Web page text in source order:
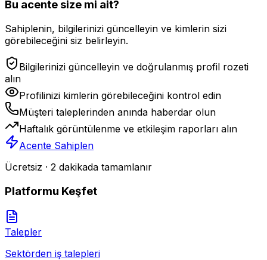
Bu acente size mi ait?
Sahiplenin, bilgilerinizi güncelleyin ve kimlerin sizi
görebileceğini siz belirleyin.
Bilgilerinizi güncelleyin ve doğrulanmış profil rozeti
alın
Profilinizi kimlerin görebileceğini kontrol edin
Müşteri taleplerinden anında haberdar olun
Haftalık görüntülenme ve etkileşim raporları alın
Acente Sahiplen
Ücretsiz · 2 dakikada tamamlanır
Platformu Keşfet
Talepler
Sektörden iş talepleri